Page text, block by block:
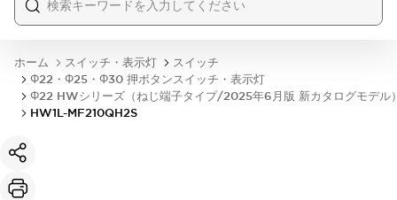
ホーム スイッチ・表示灯
スイッチ
Φ22・Φ25・Φ30 押ボタンスイッチ・表示灯
Φ22 HWシリーズ（ねじ端子タイプ/2025年6月版 新カタログモデル
HW1L-MF210QH2S